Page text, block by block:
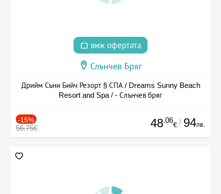
виж офертата
Слънчев Бряг
Дрийм Съни Бийч Резорт § СПА / Dreams Sunny Beach
Resort and Spa / - Слънчев бряг
-15%
56.75€ 48.06
€ / 94лв.